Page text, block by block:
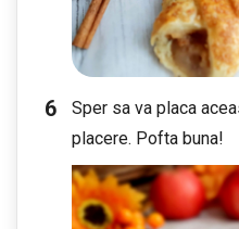
Sper sa va placa
placere. Pofta buna!